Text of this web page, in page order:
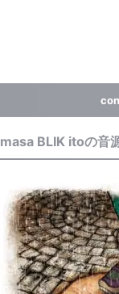
masa BLIK itoの音